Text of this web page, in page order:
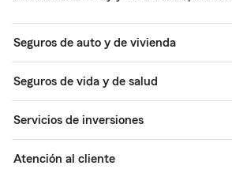
Seguros de auto y de vivienda
Seguros de vida y de salud
Servicios de inversiones
Atención al cliente